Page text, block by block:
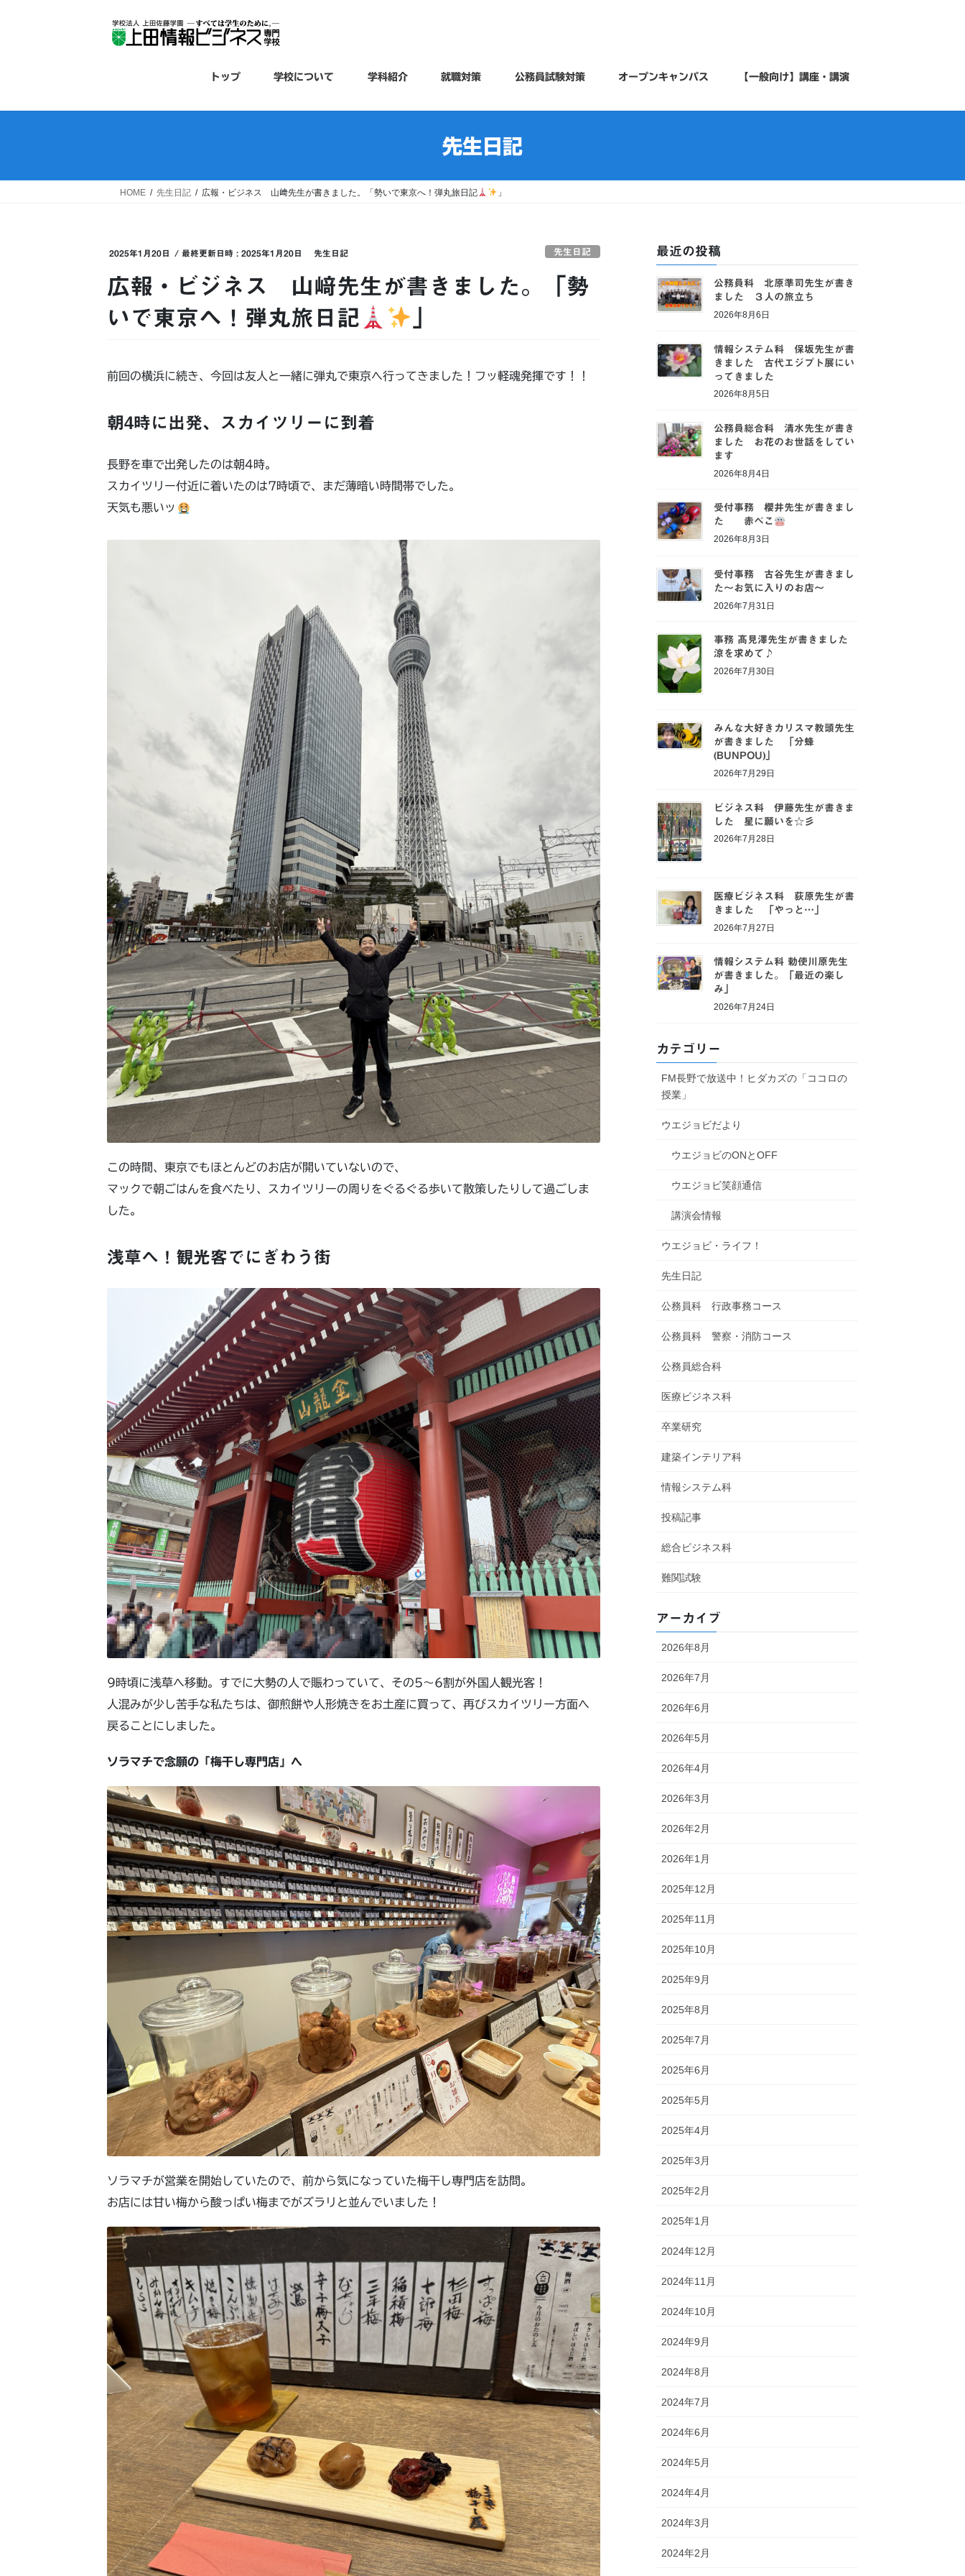
ス
ン
トップ 学校について 学科紹介 就職対策 公務員試験対策 オープンキャンパス 【一般向け】講座・講演
先生日記
HOME 先生日記 広報・ビジネス 山﨑先生が書きました。「勢いで東京へ！弾丸旅日記 」
2025年1月20日 / 最終更新日時 :2025年1月20日 先生日記 先生日記
広報・ビジネス 山﨑先生が書きました。「勢
いで東京へ！弾丸旅日記
前回の横浜に続き、今回は友人と一緒に弾丸で東京へ行ってきました！フッ軽魂発揮です！！
朝4時に出発、スカイツリーに到着
長野を車で出発したのは朝4時。
スカイツリー付近に着いたのは7時頃で、まだ薄暗い時間帯でした。
天気も悪いッ
この時間、東京でもほとんどのお店が開いていないので、
マックで朝ごはんを食べたり、スカイツリーの周りをぐるぐる歩いて散策したりして過ごしま
した。
浅草へ！観光客でにぎわう街
9時頃に浅草へ移動。すでに大勢の人で賑わっていて、その5～6割が外国人観光客！
人混みが少し苦手な私たちは、御煎餅や人形焼きをお土産に買って、再びスカイツリー方面へ
戻ることにしました。
ソラマチで念願の「梅干し専門店」へ
ソラマチが営業を開始していたので、前から気になっていた梅干し専門店を訪問。
お店には甘い梅から酸っぱい梅までがズラリと並んでいました！
最近の投稿
公務員科 北原準司先生が書き
ました ３人の旅立ち
2026年8月6日
情報システム科 保坂先生が書
きました 古代エジプト展にい
ってきました
2026年8月5日
公務員総合科 清水先生が書き
ました お花のお世話をしてい
ます
2026年8月4日
受付事務 櫻井先生が書きまし
た 赤べこ
2026年8月3日
受付事務 古谷先生が書きまし
た～お気に入りのお店～
2026年7月31日
事務 髙見澤先生が書きました
涼を求めて♪
2026年7月30日
みんな大好きカリスマ教頭先生
が書きました 「分蜂
(BUNPOU)」
2026年7月29日
ビジネス科 伊藤先生が書きま
した 星に願いを☆彡
2026年7月28日
医療ビジネス科 荻原先生が書
きました 「やっと…」
2026年7月27日
情報システム科 勅使川原先生
が書きました。「最近の楽し
み」
2026年7月24日
カテゴリー
FM長野で放送中！ヒダカズの「ココロの
授業」
ウエジョビだより
ウエジョビのONとOFF
ウエジョビ笑顔通信
講演会情報
ウエジョビ・ライフ！
先生日記
公務員科 行政事務コース
公務員科 警察・消防コース
公務員総合科
医療ビジネス科
卒業研究
建築インテリア科
情報システム科
投稿記事
総合ビジネス科
難関試験
アーカイブ
2026年8月
2026年7月
2026年6月
2026年5月
2026年4月
2026年3月
2026年2月
2026年1月
2025年12月
2025年11月
2025年10月
2025年9月
2025年8月
2025年7月
2025年6月
2025年5月
2025年4月
2025年3月
2025年2月
2025年1月
2024年12月
2024年11月
2024年10月
2024年9月
2024年8月
2024年7月
2024年6月
2024年5月
2024年4月
2024年3月
2024年2月